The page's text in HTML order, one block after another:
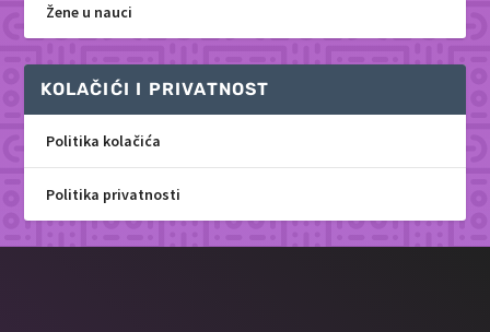
Žene u nauci
KOLAČIĆI I PRIVATNOST
Politika kolačića
Politika privatnosti